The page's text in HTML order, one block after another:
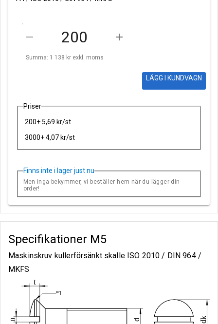
remove add
Summa: 1 138 kr exkl. moms
LÄGG I KUNDVAGN
Priser
200+ 5,69 kr/st
3000+ 4,07 kr/st
Finns inte i lager just nu
Men inga bekymmer, vi beställer hem när du lägger din
order!
Specifikationer M5
Maskinskruv kullerförsänkt skalle ISO 2010 / DIN 964 /
MKFS